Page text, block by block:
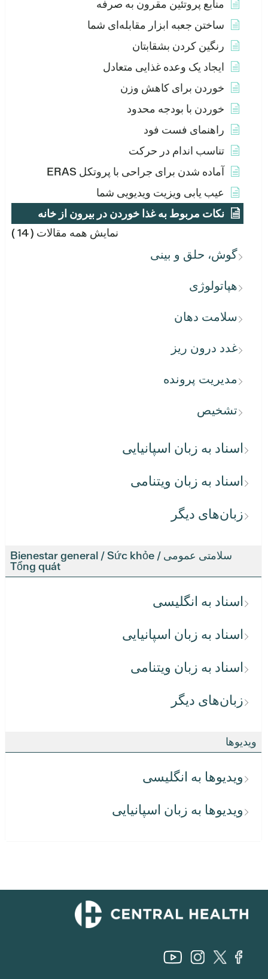
منابع پروتئین مقرون به صرفه
ساختن جعبه ابزار مقابله‌ای شما
رنگین کردن بشقابتان
ایجاد یک وعده غذایی متعادل
خوردن برای کاهش وزن
خوردن با بودجه محدود
راهنمای فست فود
تناسب اندام در حرکت
آماده شدن برای جراحی با پروتکل ERAS
عیب یابی ویزیت ویدیویی شما
نکات مربوط به غذا خوردن در بیرون از خانه
نمایش همه مقالات ( 14 )
گوش، حلق و بینی
هپاتولوژی
سلامت دهان
غدد درون ریز
مدیریت پرونده
تشخیص
اسناد به زبان اسپانیایی
اسناد به زبان ویتنامی
زبان‌های دیگر
سلامتی عمومی / Bienestar general / Sức khỏe
Tổng quát
اسناد به انگلیسی
اسناد به زبان اسپانیایی
اسناد به زبان ویتنامی
زبان‌های دیگر
ویدیوها
ویدیوها به انگلیسی
ویدیوها به زبان اسپانیایی